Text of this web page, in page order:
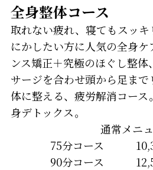
全身整体コース
取れない疲れ、寝てもスッキ
にかしたい方に人気の全身ケ
ンス矯正＋究極のほぐし整体
サージを合わせ頭から足ま
体に整える、疲労解消コー
身デトックス。
通常メニ
75分コース
90分コース